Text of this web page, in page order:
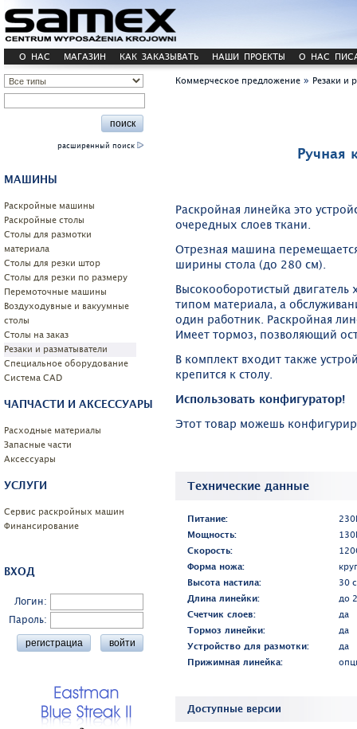
О НАС МАГАЗИН КАК ЗАКАЗЫВАТЬ НАШИ ПРОЕКТЫ О НАС
расширенный поиск
МАШИНЫ
Pаскройные машины
Раскройные столы
Столы для размотки
материала
Cтолы для резки штор
Столы для резки по размеру
Перемоточные машины
Воздуходувные и вакуумные
столы
Столы на заказ
Резаки и разматыватели
Специальное оборудование
Системa CAD
ЧАПЧАСТИ И АКСЕССУАРЫ
Расходные материалы
Запасные части
Аксессуары
УСЛУГИ
Сервис раскройных машин
Финансирование
ВХОД
Логин:
Пароль:
Коммерческое предложение » Резаки и
Ручная
Раскройная линейка это
очередных слоев ткани.
Отрезная машина
ширины стола (до 280 см).
Высокооборотистый
типом материала, а
один работник. Раскройная
Имеет тормоз, позволяющий
В комплект входит также
крепится к столу.
Использовать конфигуратор!
Этот товар можешь
Технические данные
Питание:
Мощность:
Скорость:
Форма ножа:
Высота настила:
30
Длина линейки:
до
Счетчик слоев:
да
Tормоз линейки:
да
Устройство для размотки:
да
Прижимная линейка:
Доступные версии